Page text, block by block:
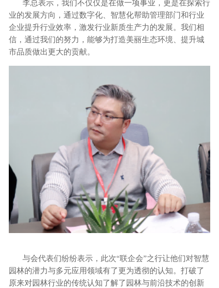
李总表示，我们不仅仅是在做一项事业，更是在探索行
业的发展方向，通过数字化、智慧化帮助管理部门和行业
企业提升行业效率，激发行业新质生产力的发展。我们相
信，通过我们的努力，能够为打造美丽生态环境、提升城
市品质做出更大的贡献。
与会代表们纷纷表示，此次“联企会”之行让他们对智慧
园林的潜力与多元应用领域有了更为透彻的认知。打破了
原来对园林行业的传统认知了解了园林与前沿技术的创新